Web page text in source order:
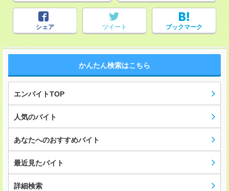
シェア ツイート ブックマーク
かんたん検索はこちら
エンバイトTOP
人気のバイト
あなたへのおすすめバイト
最近見たバイト
詳細検索